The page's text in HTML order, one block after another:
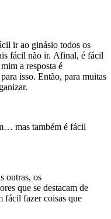
ir ao ginásio todos os
fácil não ir. Afinal, é fácil
a resposta é
isso. Então, para muitas
mas também é fácil
outras, os
que se destacam de
fácil fazer coisas que